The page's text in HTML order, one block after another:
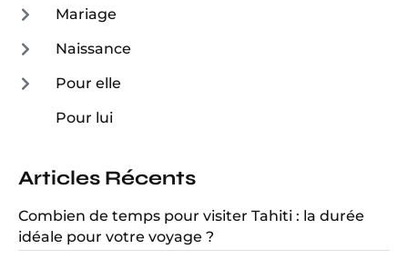
Mariage
Naissance
Pour elle
Pour lui
Articles Récents
Combien de temps pour visiter Tahiti : la durée
idéale pour votre voyage ?